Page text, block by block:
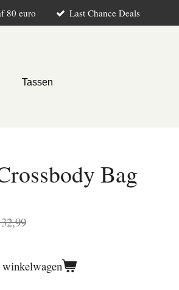
80 euro Last Chance Deals
Tassen
Bag